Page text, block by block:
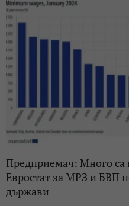
Предприемач: Много са
Евростат за МРЗ и БВП
държави